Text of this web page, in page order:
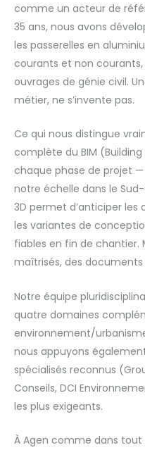
comme un acteur de
35 ans, nous avons
les passerelles en
courants et non courants,
ouvrages de génie civil.
métier, ne s’invente pas.
Ce qui nous distingue
complète du BIM
chaque phase de projet
notre échelle dans le
3D permet d’anticiper les
les variantes de
fiables en fin de chantier.
maîtrisés, des
Notre équipe
quatre domaines
environnement/
nous appuyons
spécialisés reconnus
Conseils, DCI
les plus exigeants.
À Agen comme dans